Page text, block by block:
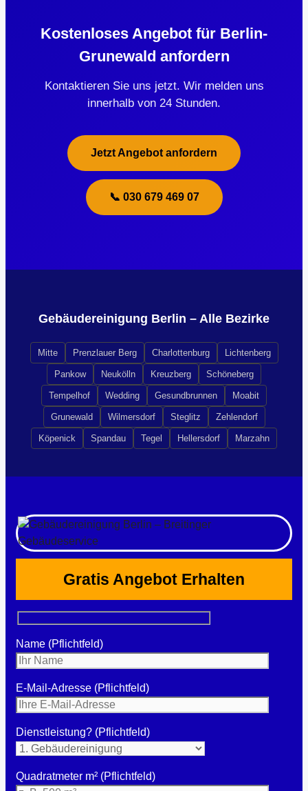
Kostenloses Angebot für Berlin-
Grunewald anfordern
Kontaktieren Sie uns jetzt. Wir melden uns
innerhalb von 24 Stunden.
Jetzt Angebot anfordern
📞 030 679 469 07
Gebäudereinigung Berlin – Alle Bezirke
Mitte Prenzlauer Berg Charlottenburg Lichtenberg
Pankow Neukölln Kreuzberg Schöneberg
Tempelhof Wedding Gesundbrunnen Moabit
Grunewald Wilmersdorf Steglitz Zehlendorf
Köpenick Spandau Tegel Hellersdorf Marzahn
Gratis Angebot Erhalten
Name (Pflichtfeld)
E-Mail-Adresse (Pflichtfeld)
Dienstleistung? (Pflichtfeld)
Quadratmeter m² (Pflichtfeld)